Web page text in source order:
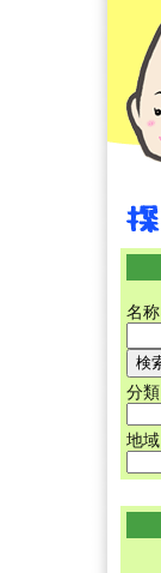
名称
分類
地域